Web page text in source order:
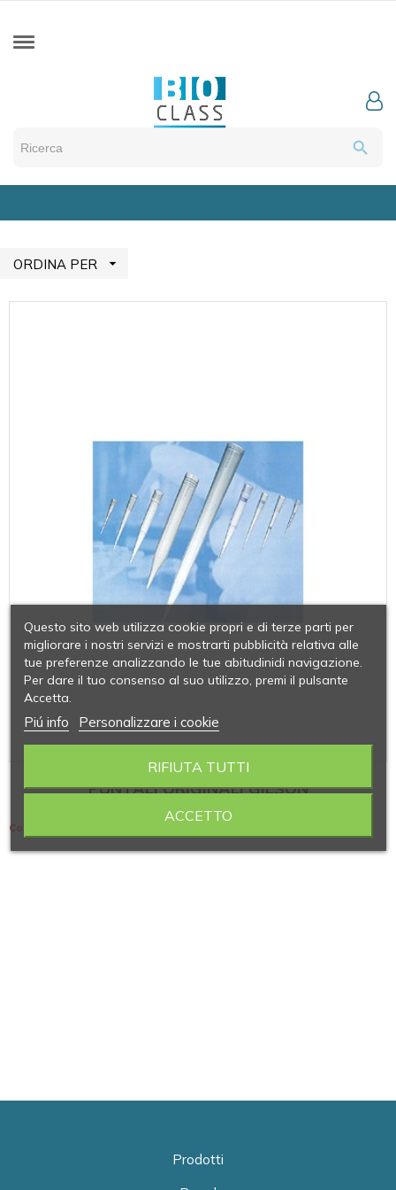
search
ORDINA PER 
PUNTALI ORIGINALI GILSON
Contiene 14 articoli
Prodotti
Questo sito web utilizza cookie propri e di terze parti per
migliorare i nostri servizi e mostrarti pubblicità relativa alle
tue preferenze analizzando le tue abitudinidi navigazione.
Per dare il tuo consenso al suo utilizzo, premi il pulsante
Accetta.
Piú info Personalizzare i cookie
RIFIUTA TUTTI
ACCETTO